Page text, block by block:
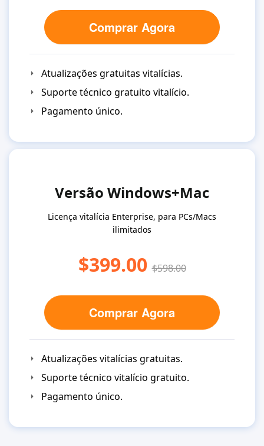
Comprar Agora
Atualizações gratuitas vitalícias.
Suporte técnico gratuito vitalício.
Pagamento único.
Versão Windows+Mac
Licença vitalícia Enterprise, para PCs/Macs
ilimitados
$399.00$598.00
Comprar Agora
Atualizações vitalícias gratuitas.
Suporte técnico vitalício gratuito.
Pagamento único.